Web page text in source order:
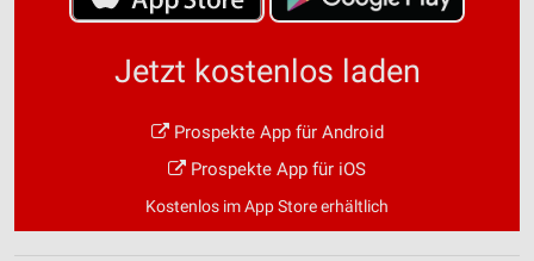
Jetzt kostenlos laden
Prospekte App für Android
Prospekte App für iOS
Kostenlos im App Store erhältlich